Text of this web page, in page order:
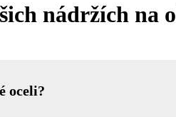
nádržích na
oceli?